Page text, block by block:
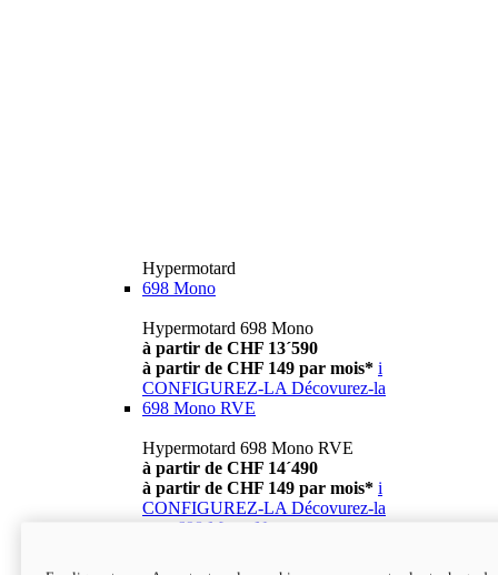
Hypermotard
698 Mono
Hypermotard 698 Mono
à partir de CHF 13´590
à partir de CHF 149 par mois* i
CONFIGUREZ-LA Décovurez-la
698 Mono RVE
Hypermotard 698 Mono RVE
à partir de CHF 14´490
à partir de CHF 149 par mois* i
CONFIGUREZ-LA Décovurez-la
698 Mono Nera
Hypermotard 698 Mono Nera